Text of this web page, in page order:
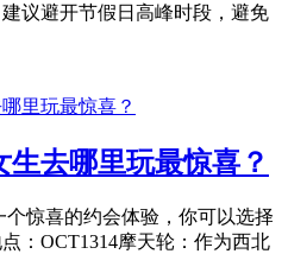
议避开节假日高峰时段，避免
去哪里玩最惊喜？
惊喜的约会体验，你可以选择
：OCT1314摩天轮：作为西北